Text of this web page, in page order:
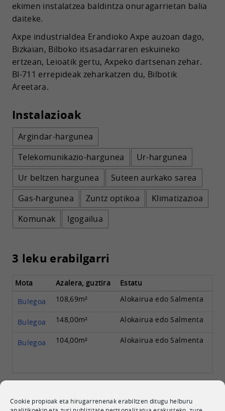
Cookie propioak eta hirugarrenenak erabiltzen ditugu helburu
ekimen instalatzea baldintza onuragarrietan balia
daiteke.
Axpe industrialdea Erandioko Axpe auzoan dago,
Bizkaian, Bilboko itsasadarraren eskuineko
ertzean, Leioatik gertu, Axpeko dartsenan zehar.
BI-711 errepideak zeharkatzen du, Bilbotik
Areetara.
Instalazioak
Argindar-hargunea
Telekomunikazio-hargunea
Ur-hargunea
Ur beltzen hargunea
Suteen aurkako sarea
Gas-hargunea
Zuntz optikoa
Klimatizazioa
Komunak
Igogailua
3 leku erabilgarri
Mota Azalera, guztira
Estatu
Bulegoa
108,69m² Alokairua edo Salmenta
Bulegoa 148,00m² Alokairua edo Salmenta
Bulegoa 104,00m² Alokairua edo Salmenta